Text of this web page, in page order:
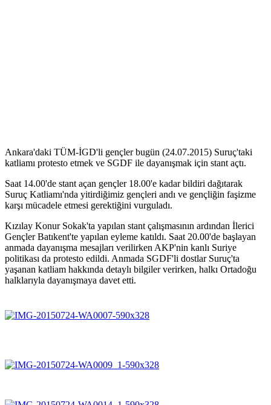
Ankara'daki TÜM-İGD'li gençler bugün (24.07.2015) Suruç'taki
katliamı protesto etmek ve SGDF ile dayanışmak için stant açtı.
Saat 14.00'de stant açan gençler 18.00'e kadar bildiri dağıtarak
Suruç Katliamı'nda yitirdiğimiz gençleri andı ve gençliğin faşizme
karşı mücadele etmesi gerektiğini vurguladı.
Kızılay Konur Sokak'ta yapılan stant çalışmasının ardından İlerici
Gençler Batıkent'te yapılan eyleme katıldı. Saat 20.00'de başlayan
anmada dayanışma mesajları verilirken AKP'nin kanlı Suriye
politikası da protesto edildi. Anmada SGDF'li dostlar Suruç'ta
yaşanan katliam hakkında detaylı bilgiler verirken, halkı Ortadoğu
halklarıyla dayanışmaya davet etti.